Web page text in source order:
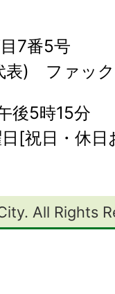
7番5号
表) ファッ
後5時15分
[祝日・休
All Rights